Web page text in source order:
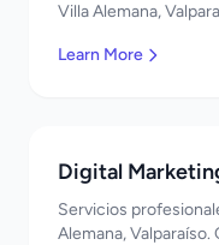
Villa Alemana,
Learn More
Digital
Servicios
Alemana,